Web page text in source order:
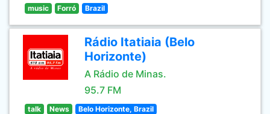
music Forró Brazil
Rádio Itatiaia (Belo
Horizonte)
A Rádio de Minas.
95.7 FM
talk News Belo Horizonte, Brazil